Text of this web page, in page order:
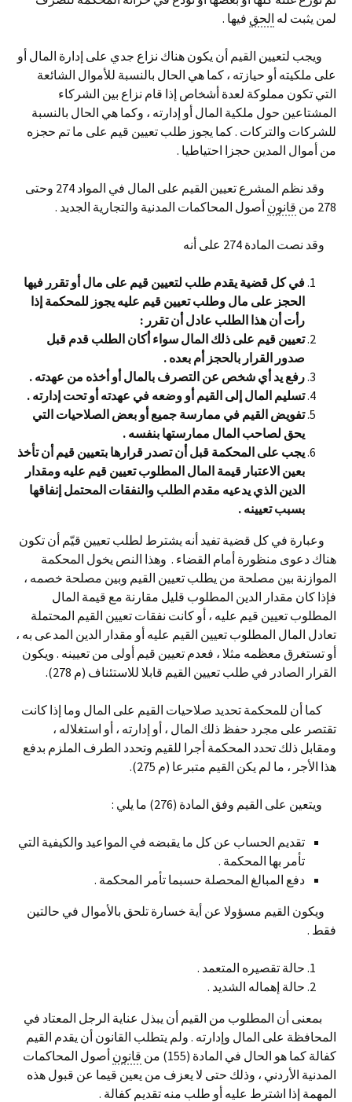
لمن يثبت له الحق فيها .
ويجب لتعيين القيم أن يكون هناك نزاع جدي على إدارة المال أو
على ملكيته أو حيازته ، كما هي الحال بالنسبة للأموال الشائعة
التي تكون مملوكة لعدة أشخاص إذا قام نزاع بين الشركاء
المشتاعين حول ملكية المال أو إدارته ، وكما هي الحال بالنسبة
للشركات والتركات . كما يجوز طلب تعيين قيم على ما تم حجزه
من أموال المدين حجزا احتياطيا .
وقد نظم المشرع تعيين القيم على المال في المواد 274 وحتى
278 من
قانون أصول المحاكمات المدنية والتجارية الجديد .
وقد نصت المادة 274 على أنه
في كل قضية يقدم طلب لتعيين قيم على مال أو تقرر فيها
الحجز على مال وطلب تعيين قيم عليه يجوز للمحكمة إذا
رأت أن هذا الطلب عادل أن تقرر :
تعيين قيم على ذلك المال سواء أكان الطلب قدم قبل
صدور القرار بالحجز أم بعده .
رفع يد أي شخص عن التصرف بالمال أو أخذه من عهدته .
تسليم المال إلى القيم أو وضعه في عهدته أو تحت إدارته .
تفويض القيم في ممارسة جميع أو بعض الصلاحيات التي
يحق لصاحب المال ممارستها بنفسه .
يجب على المحكمة قبل أن تصدر قرارها بتعيين قيم أن تأخذ
بعين الاعتبار قيمة المال المطلوب تعيين قيم عليه ومقدار
الدين الذي يدعيه مقدم الطلب والنفقات المحتمل إنفاقها
بسبب تعيينه .
وعبارة في كل قضية تفيد أنه يشترط لطلب تعيين قيّم أن تكون
هناك دعوى منظورة أمام القضاء . وهذا النص يخول المحكمة
الموازنة بين مصلحة من يطلب تعيين القيم وبين مصلحة خصمه ،
فإذا كان مقدار الدين المطلوب قليل مقارنة مع قيمة المال
المطلوب تعيين قيم عليه ، أو كانت نفقات تعيين القيم المحتملة
تعادل المال المطلوب تعيين القيم عليه أو مقدار الدين المدعى به ،
أو تستغرق معظمه مثلا ، فعدم تعيين قيم أولى من تعيينه . ويكون
القرار الصادر في طلب تعيين القيم قابلا للاستئناف (م 278).
كما أن للمحكمة تحديد صلاحيات القيم على المال وما إذا كانت
تقتصر على مجرد حفظ ذلك المال ، أو إدارته ، أو استغلاله ،
ومقابل ذلك تحدد المحكمة أجرا للقيم وتحدد الطرف الملزم بدفع
هذا الأجر ، ما لم يكن القيم متبرعا (م 275).
ويتعين على القيم وفق المادة (276) ما يلي :
تقديم الحساب عن كل ما يقبضه في المواعيد والكيفية التي
تأمر بها المحكمة .
دفع المبالغ المحصلة حسبما تأمر المحكمة .
ويكون القيم مسؤولا عن أية خسارة تلحق بالأموال في حالتين
فقط .
حالة تقصيره المتعمد .
حالة إهماله الشديد .
بمعنى أن المطلوب من القيم أن يبذل عناية الرجل المعتاد في
المحافظة على المال وإدارته . ولم يتطلب القانون أن يقدم القيم
كفالة كما هو الحال في المادة (155) من
قانون أصول المحاكمات
المدنية الأردني ، وذلك حتى لا يعزف من يعين قيما عن قبول هذه
المهمة إذا اشترط عليه أو طلب منه تقديم كفالة .